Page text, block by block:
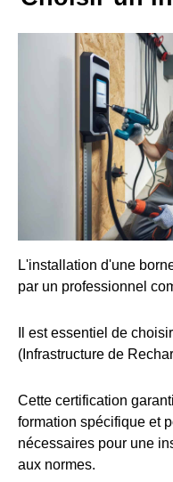
L'installation d'une
par un professionnel
Il est essentiel de
(Infrastructure de
Cette certification
formation spécifique et
nécessaires pour une
aux normes.